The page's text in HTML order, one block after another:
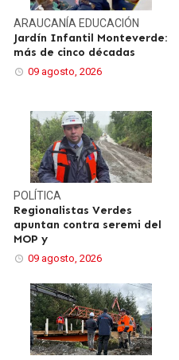
ARAUCANÍA EDUCACIÓN
Jardín Infantil Monteverde:
más de cinco décadas
09 agosto, 2026
POLÍTICA
Regionalistas Verdes
apuntan contra seremi del
MOP y
09 agosto, 2026